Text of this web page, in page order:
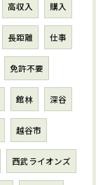
高収入 購入
長距離 仕事
免許不要
館林 深谷
越谷市
西武ライオンズ